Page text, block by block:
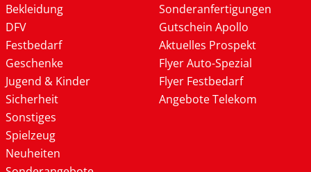
Bekleidung
DFV
Festbedarf
Geschenke
Jugend & Kinder
Sicherheit
Sonstiges
Spielzeug
Neuheiten
Sonderanfertigungen
Gutschein Apollo
Aktuelles Prospekt
Flyer Auto-Spezial
Flyer Festbedarf
Angebote Telekom